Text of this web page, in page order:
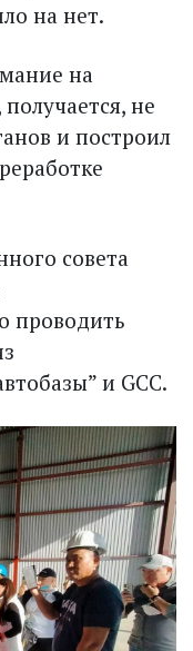
на нет.
на
не
и построил
совета
и GCC.